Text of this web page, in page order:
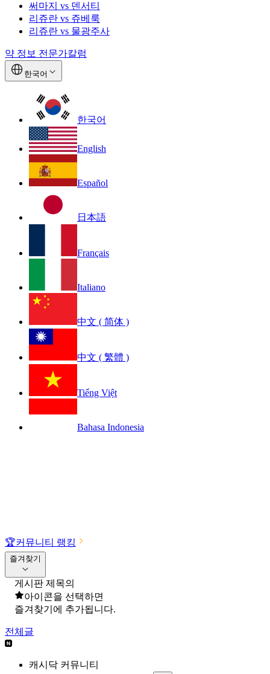
써마지 vs 덴서티
리쥬란 vs 쥬베룩
리쥬란 vs 물광주사
약 정보 전문가칼럼
한국어
한국어
English
Español
日本語
Français
Italiano
中文 ( 简体 )
中文 ( 繁體 )
Tiếng Việt
Bahasa Indonesia
🏆커뮤니티 랭킹
즐겨찾기
게시판 제목의
아이콘을 선택하면
즐겨찾기에 추가됩니다.
전체글
캐시닥 커뮤니티